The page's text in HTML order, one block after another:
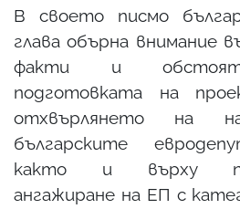
В своето писмо
глава обърна внимание
факти и
подготовката на
отхвърлянето на
българските
както и върху
ангажиране на ЕП с